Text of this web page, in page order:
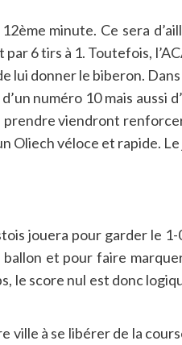
minute. Ce sera
6 tirs à 1. Toutefois,
lui donner le biberon.
numéro 10 mais aussi
viendront renforcer
Oliech véloce et rapide.
jouera pour garder le
et pour faire
score nul est donc
à se libérer de la